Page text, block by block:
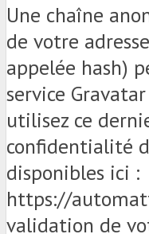
Une chaîne
de votre
appelée hash)
service
utilisez ce
confidentialité
disponibles ici :
https://
validation de